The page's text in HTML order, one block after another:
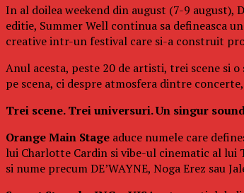
In al doilea weekend din august (7-9
editie, Summer Well continua sa defineasca
creative intr-un festival care si-a construit
Anul acesta, peste 20 de artisti, trei scene si
pe scena, ci despre atmosfera dintre
Trei scene. Trei universuri. Un singur
Orange Main Stage aduce numele care
lui Charlotte Cardin si vibe-ul cinematic al
si nume precum DE’WAYNE, Noga Erez